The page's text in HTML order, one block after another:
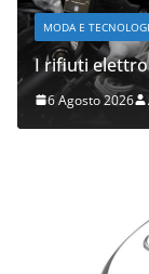
MODA E
I rifiuti
6 Agosto 2026 .